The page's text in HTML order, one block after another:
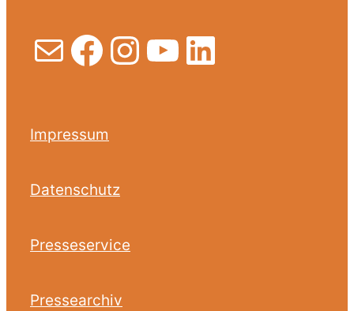
E-MailFacebook
Instagram
YouTube
LinkedIn
Impressum
Datenschutz
Presseservice
Pressearchiv